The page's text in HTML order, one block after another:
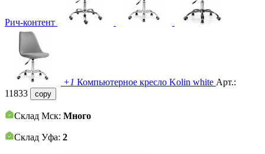
Рич-контент
+1 Компьютерное кресло Kolin white Арт.:
11833
copy
Склад Мск: Много
Склад Уфа: 2